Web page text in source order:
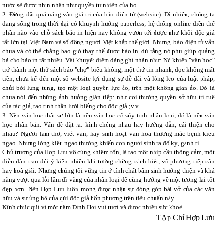
nước sẽ được nhìn nhận như quyền tự nhiên của họ.
2. Đừng đặt quá nặng vào giá trị của báo điện tử (website). Dĩ nhiên, chúng ta
đang sống trong thời đại có khuynh hướng paperless; hệ thống online điền thế
phần nào vào chỗ sách báo in hiện nay không vươn tới được như khối độc giả
rất lớn tại Việt Nam và số đông người Việt khắp thế giới. Nhưng, báo điện tử vẫn
chưa và có thể chẳng bao giờ thay thế được báo in, dù rằng nó phụ giúp quảng
bá cho báo in rất nhiều. Vài khuyết điểm đáng ghi nhận như: Nó khiến "văn học"
trở thành một thứ sách báo "chợ" biếu không, một thứ tin nhanh, đọc không mất
tiền, chưa kể đến một số website lợi dụng sự dễ dãi và lỏng lẻo của luật pháp,
chửi bới lung tung, tạo một loại quyền lực ảo, trên một không gian ảo. Đó là
chưa nói đến những ảnh hưởng gián tiếp: như coi thường quyền sở hữu trí tuệ
của tác giả, tạo tinh thần lười biếng cho độc giả ;v.v...
3. Nền văn học thật sự lớn là nền văn học cổ súy tình nhân loại, đó là nền văn
học nhân bản. Vấn đề đặt ra: kình chống nhau hay hướng dẫn, cải thiện cho
nhau? Người làm thơ, viết văn, hay sinh hoạt văn hoá thường mắc bệnh kiêu
ngạo. Nhưng lòng kiêu ngạo thường khiến con người sinh ra đố kỵ, ganh tị.
Chủ trương của Hợp Lưu vô cùng khiêm tốn, là tạo một nhịp cầu thông cảm, một
diễn đàn trao đổi ý kiến nhiều khi tưởng chừng cách biệt, vô phương tiếp cận
hay hoà giải. Nhưng chúng tôi vững tin ở tính chất bẩm sinh hướng thiện và khả
năng vượt qua lỗi lầm dĩ vãng của nhân loại để cùng hướng về một tương lai tốt
đẹp hơn. Nên Hợp Lưu luôn mong được nhận sự đóng góp bài vở của các văn
hữu và sự ủng hộ của qúi độc giả bốn phương trên tiêu chuẩn này.
Kính chúc qúi vị một năm Đinh Hợi vui tươi và được nhiều sức khoẻ .
TẠp Chí Hợp Lưu